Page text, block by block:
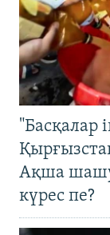
"Басқалар
Ақша
күрес пе?